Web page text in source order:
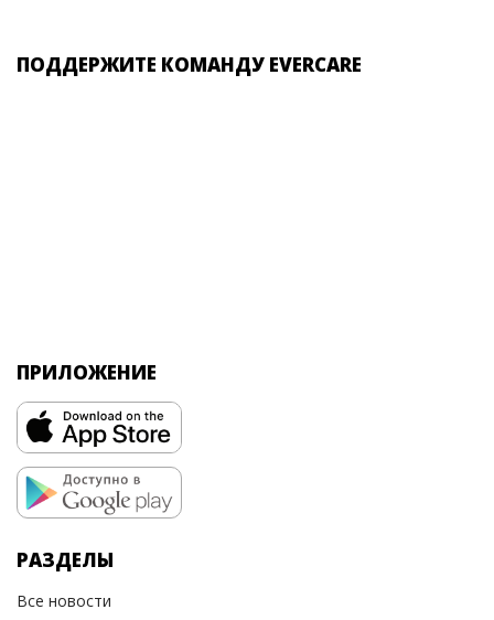
ПОДДЕРЖИТЕ КОМАНДУ EVERCARE
ПРИЛОЖЕНИЕ
РАЗДЕЛЫ
Все новости